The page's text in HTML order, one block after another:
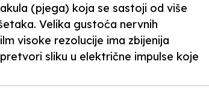
(pjega) koja se sastoji od više
Velika gustoća nervnih
visoke rezolucije ima zbijenija
sliku u električne impulse koje